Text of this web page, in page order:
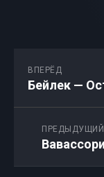
ВПЕРЁД
ПРЕДЫДУЩИЙ